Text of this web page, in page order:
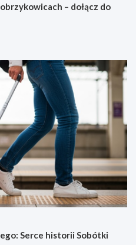
– dołącz do
Serce historii Sobótki